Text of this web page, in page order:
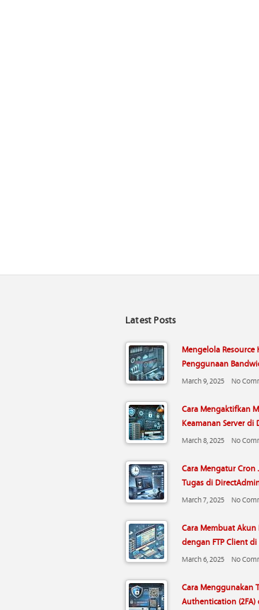
Latest Posts
Mengelola Resource
Penggunaan
March 9, 2025 No
Cara Mengaktifkan
Keamanan Server di
March 8, 2025 No
Cara Mengatur
Tugas di
March 7, 2025 No
Cara Membuat Akun
dengan FTP Client
March 6, 2025 No
Cara Menggunakan
Authentication